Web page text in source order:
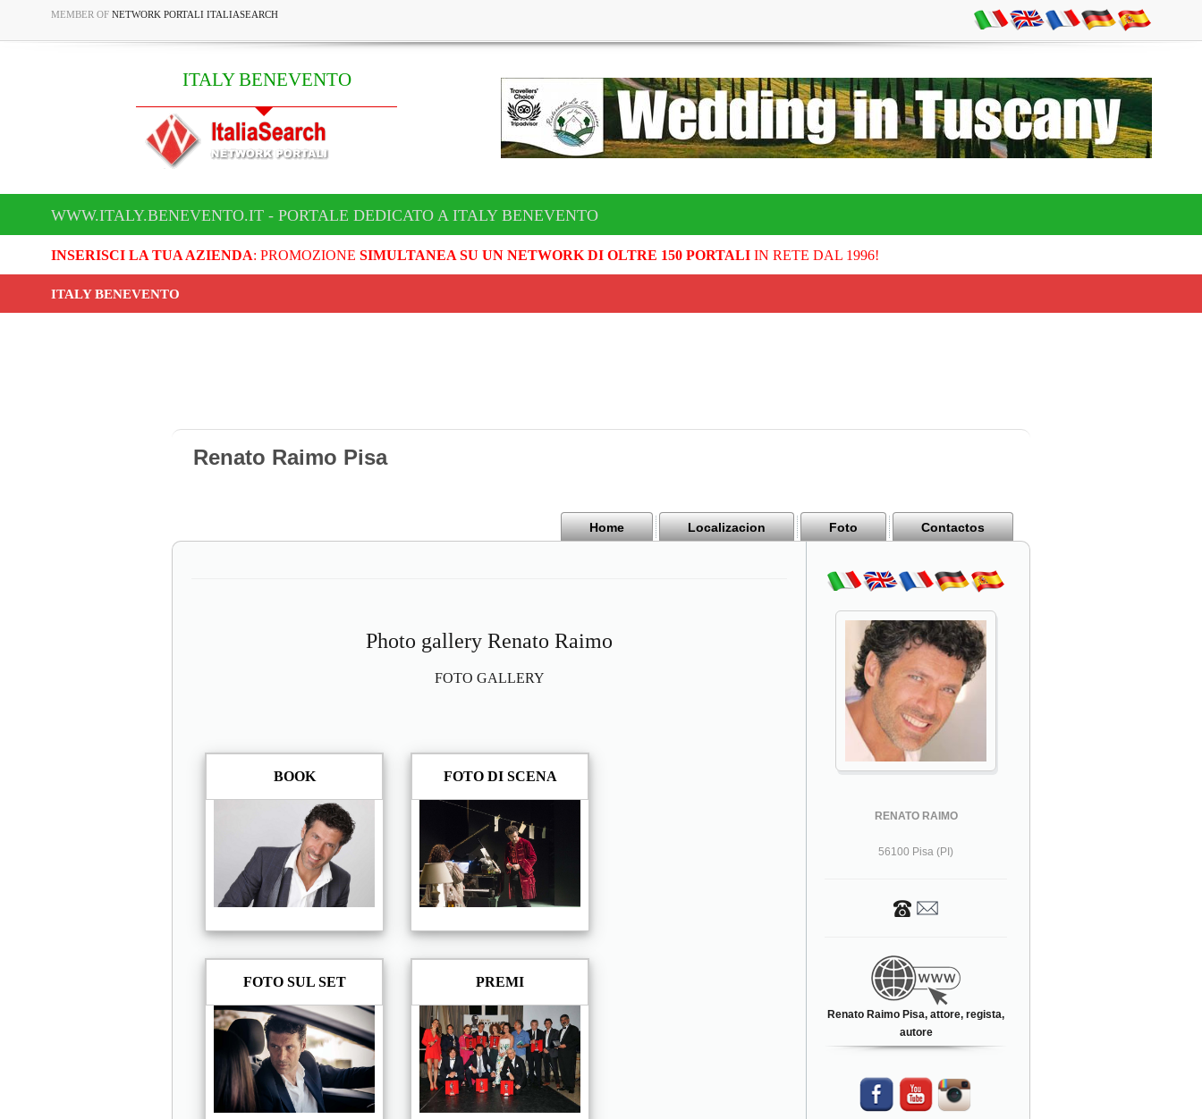
MEMBER OF NETWORK PORTALI ITALIASEARCH
ITALY BENEVENTO
WWW.ITALY.BENEVENTO.IT - PORTALE DEDICATO A ITALY BENEVENTO
INSERISCI LA TUA AZIENDA: PROMOZIONE SIMULTANEA SU UN NETWORK DI OLTRE 150 PORTALIIN RETE DAL 1996!
ITALY BENEVENTO
Renato Raimo Pisa
Home Localizacion Foto Contactos
Photo gallery Renato Raimo
FOTO GALLERY
BOOK FOTO DI SCENA
FOTO SUL SET PREMI
RENATO RAIMO
56100 Pisa (PI)
Renato Raimo Pisa, attore, regista,
autore